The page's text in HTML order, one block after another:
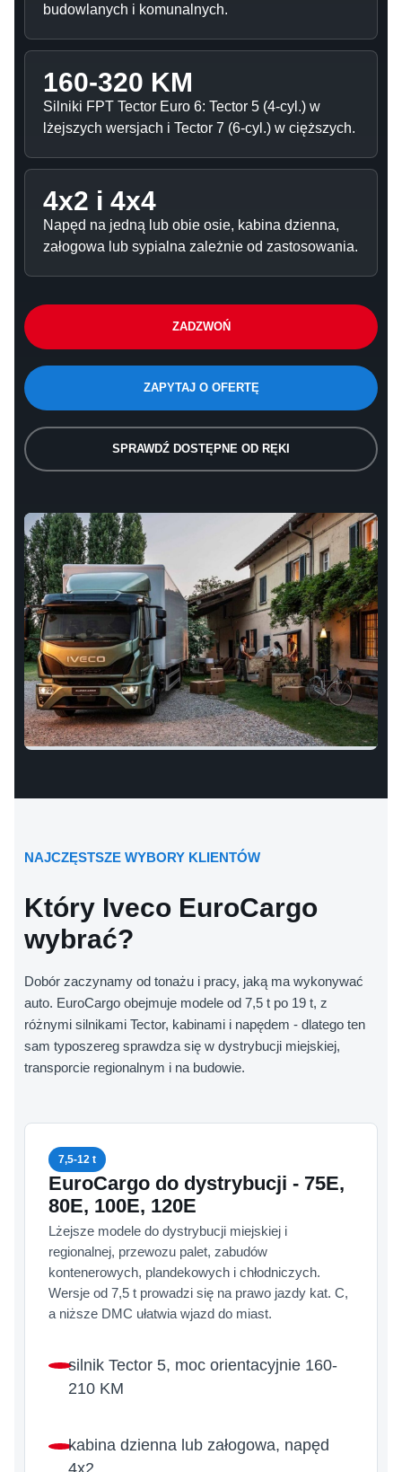
budowlanych i komunalnych.
160-320 KM
Silniki FPT Tector Euro 6: Tector 5 (4-cyl.) w
lżejszych wersjach i Tector 7 (6-cyl.) w cięższych.
4x2 i 4x4
Napęd na jedną lub obie osie, kabina dzienna,
załogowa lub sypialna zależnie od zastosowania.
ZADZWOŃ
ZAPYTAJ O OFERTĘ
SPRAWDŹ DOSTĘPNE OD RĘKI
NAJCZĘSTSZE WYBORY KLIENTÓW
Który Iveco EuroCargo
wybrać?
Dobór zaczynamy od tonażu i pracy, jaką ma wykonywać
auto. EuroCargo obejmuje modele od 7,5 t po 19 t, z
różnymi silnikami Tector, kabinami i napędem - dlatego ten
sam typoszereg sprawdza się w dystrybucji miejskiej,
transporcie regionalnym i na budowie.
7,5-12 t
EuroCargo do dystrybucji - 75E,
80E, 100E, 120E
Lżejsze modele do dystrybucji miejskiej i
regionalnej, przewozu palet, zabudów
kontenerowych, plandekowych i chłodniczych.
Wersje od 7,5 t prowadzi się na prawo jazdy kat. C,
a niższe DMC ułatwia wjazd do miast.
silnik Tector 5, moc orientacyjnie 160-
210 KM
kabina dzienna lub załogowa, napęd